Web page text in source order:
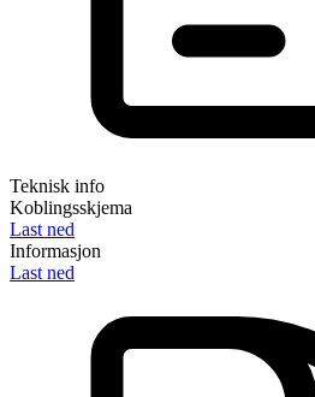
Teknisk info
Koblingsskjema
Last ned
Informasjon
Last ned